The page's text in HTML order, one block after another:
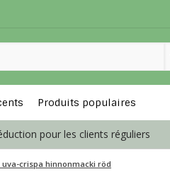
Produits populaires
pour les clients réguliers
crispa hinnonmacki röd